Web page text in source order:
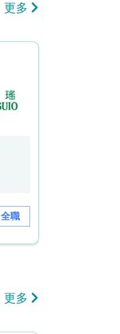
更多
全職
更多